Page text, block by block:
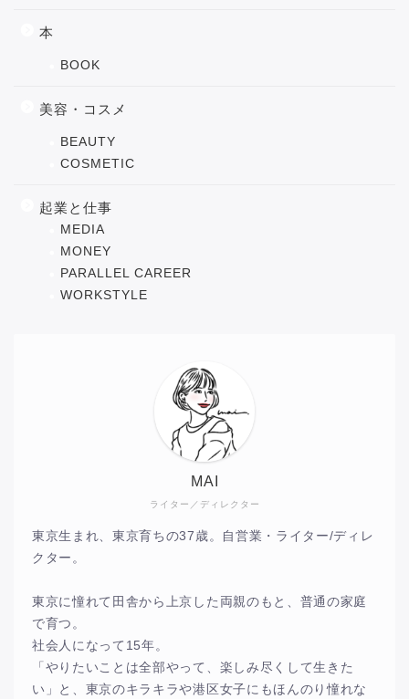
本
BOOK
美容・コスメ
BEAUTY
COSMETIC
起業と仕事
MEDIA
MONEY
PARALLEL CAREER
WORKSTYLE
ライター／ディレクター
MAI
東京生まれ、東京育ちの37歳。自営業・ライター/ディレ
クター。
東京に憧れて田舎から上京した両親のもと、普通の家庭
で育つ。
社会人になって15年。
「やりたいことは全部やって、楽しみ尽くして生きた
い」と、東京のキラキラや港区女子にもほんのり憧れな